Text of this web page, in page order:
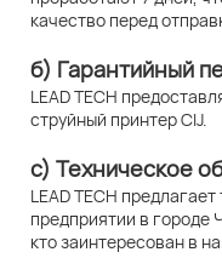
качество перед
б) Гарантийный
LEAD TECH
струйный принтер CIJ.
c) Техническое
LEAD TECH
предприятии в городе
кто заинтересован в